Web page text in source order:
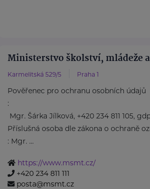
Ministerstvo školství, mládeže
Karmelitská 529/5 Praha 1
Pověřenec pro ochranu osobních údajů
:
Mgr. Šárka Jílková, +420 234 811 105,
Příslušná osoba dle zákona o ochraně
: Mgr. ...
https://www.msmt.cz/
+420 234 811 111
posta@msmt.cz